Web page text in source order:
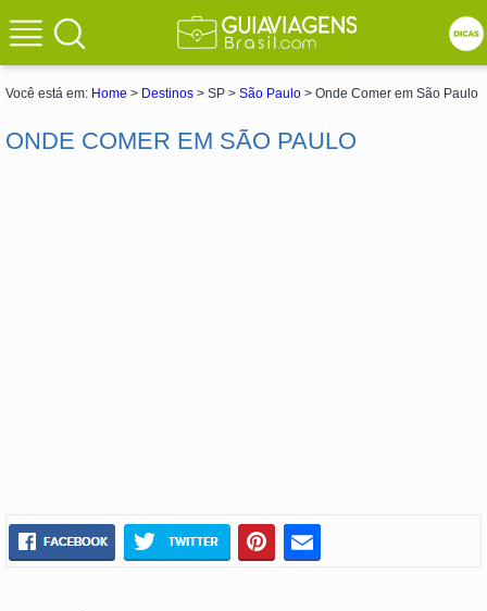
Você está em: Home > Destinos > SP > São Paulo > Onde Comer em São Paulo
ONDE COMER EM SÃO PAULO